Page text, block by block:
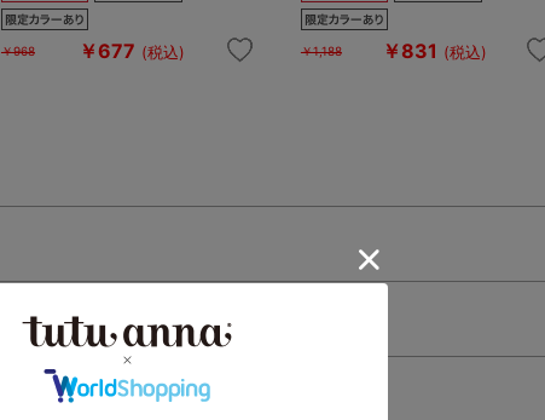
￥968 ￥677 (税込) ￥1,188 ￥831 (税込)